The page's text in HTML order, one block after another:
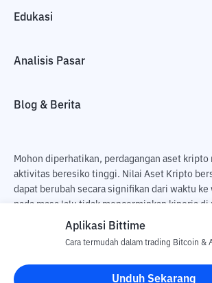
Edukasi
Analisis Pasar
Blog & Berita
Mohon diperhatikan, perdagangan aset kripto
aktivitas beresiko tinggi. Nilai Aset Kripto
dapat berubah secara signifikan dari waktu
pada masa lalu tidak mencerminkan kinerja di
Terdapat risiko kehilangan sebagai dampak
pengguna. PT Utama Aset Digital Indonesia
bertanggung jawab atas perubahan fluktuasi
Kripto.
Aplikasi Bittime
Cara termudah dalam trading Bitcoin &
Unduh Sekarang